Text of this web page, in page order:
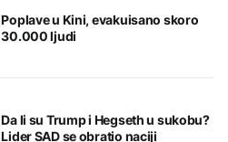
Poplave u Kini, evakuisano skoro
30.000 ljudi
Da li su Trump i Hegseth u sukobu?
Lider SAD se obratio naciji